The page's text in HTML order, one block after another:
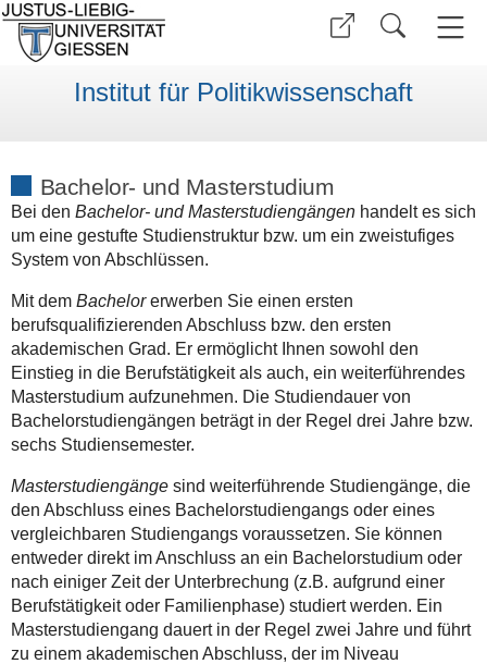
Institut für Politikwissenschaft
Bachelor- und Masterstudium
Bei den Bachelor- und Masterstudiengängenhandelt es sich
um eine gestufte Studienstruktur bzw. um ein zweistufiges
System von Abschlüssen.
Mit dem Bachelorerwerben Sie einen ersten
berufsqualifizierenden Abschluss bzw. den ersten
akademischen Grad. Er ermöglicht Ihnen sowohl den
Einstieg in die Berufstätigkeit als auch, ein weiterführendes
Masterstudium aufzunehmen. Die Studiendauer von
Bachelorstudiengängen beträgt in der Regel drei Jahre bzw.
sechs Studiensemester.
Masterstudiengängesind weiterführende Studiengänge, die
den Abschluss eines Bachelorstudiengangs oder eines
vergleichbaren Studiengangs voraussetzen. Sie können
entweder direkt im Anschluss an ein Bachelorstudium oder
nach einiger Zeit der Unterbrechung (z.B. aufgrund einer
Berufstätigkeit oder Familienphase) studiert werden. Ein
Masterstudiengang dauert in der Regel zwei Jahre und führt
zu einem akademischen Abschluss, der im Niveau